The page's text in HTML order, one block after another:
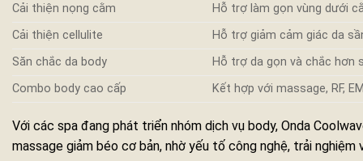
Cải thiện nọng cằm
Hỗ trợ làm gọn vùng dưới
Cải thiện cellulite
Hỗ trợ giảm cảm giác da
Săn chắc da body
Hỗ trợ da gọn và chắc hơn
Combo body cao cấp
Kết hợp với massage, RF,
Với các spa đang phát triển nhóm dịch vụ body, Onda
massage giảm béo cơ bản, nhờ yếu tố công nghệ, trải nghiệm